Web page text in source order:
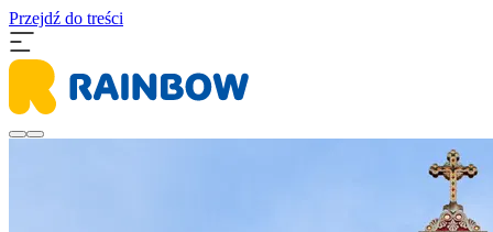
Przejdź do treści